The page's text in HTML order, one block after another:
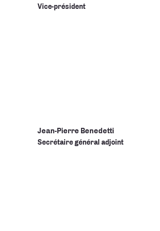
Vice-président
Jean-Pierre Benedetti
Secrétaire général adjoint